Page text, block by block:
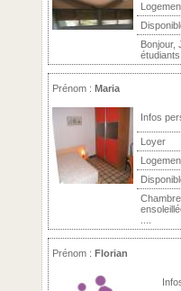
Bonjour,
Prénom : Maria
Infos
Loyer
Prénom : Florian